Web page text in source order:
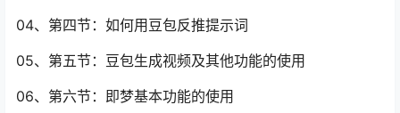
04、第四节：如何用豆包反推提示词
05、第五节：豆包生成视频及其他功能的使用
06、第六节：即梦基本功能的使用